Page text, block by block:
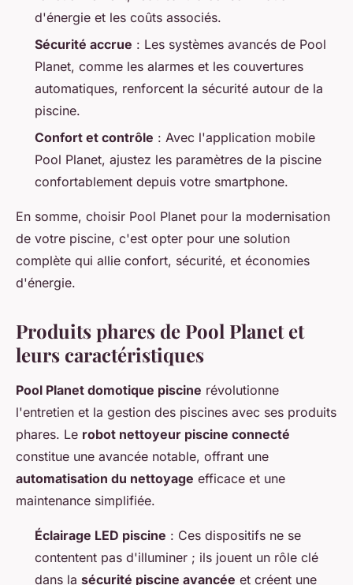
d'énergie et les coûts associés.
Sécurité accrue : Les systèmes avancés de Pool
Planet, comme les alarmes et les couvertures
automatiques, renforcent la sécurité autour de la
piscine.
Confort et contrôle : Avec l'application mobile
Pool Planet, ajustez les paramètres de la piscine
confortablement depuis votre smartphone.
En somme, choisir Pool Planet pour la modernisation
de votre piscine, c'est opter pour une solution
complète qui allie confort, sécurité, et économies
d'énergie.
Produits phares de Pool Planet et
leurs caractéristiques
Pool Planet domotique piscine révolutionne
l'entretien et la gestion des piscines avec ses produits
phares. Le robot nettoyeur piscine connecté
constitue une avancée notable, offrant une
automatisation du nettoyage efficace et une
maintenance simplifiée.
Éclairage LED piscine : Ces dispositifs ne se
contentent pas d'illuminer ; ils jouent un rôle clé
dans la sécurité piscine avancée et créent une